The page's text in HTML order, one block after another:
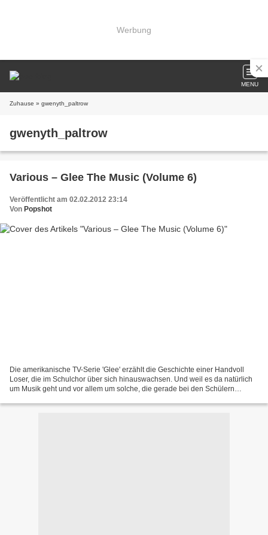
Werbung
MENU
Zuhause » gwenyth_paltrow
gwenyth_paltrow
Various – Glee The Music (Volume 6)
Veröffentlicht am 02.02.2012 23:14
Von Popshot
Die amerikanische TV-Serie 'Glee' erzählt die Geschichte einer Handvoll
Loser, die im Schulchor über sich hinauswachsen. Und weil es da natürlich
um Musik geht und vor allem um solche, die gerade bei den Schülern